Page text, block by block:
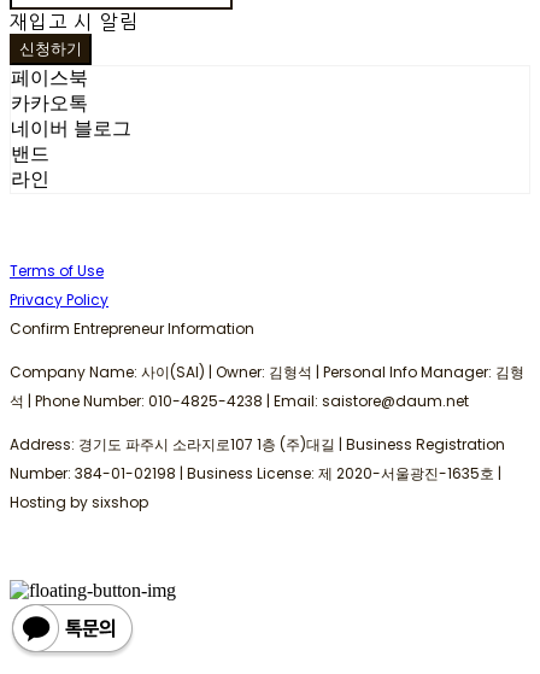
재입고 시 알림
신청하기
페이스북
카카오톡
네이버 블로그
밴드
라인
Terms of Use
Privacy Policy
Confirm Entrepreneur Information
Company Name: 사이(SAI) | Owner: 김형석 | Personal Info Manager: 김형
석 | Phone Number: 010-4825-4238 | Email: saistore@daum.net
Address: 경기도 파주시 소라지로107 1층 (주)대길 | Business Registration
Number: 384-01-02198 | Business License: 제 2020-서울광진-1635호 |
Hosting by sixshop